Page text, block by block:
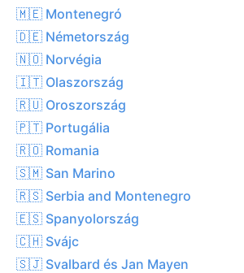
🇲🇪 Montenegró
🇩🇪 Németország
🇳🇴 Norvégia
🇮🇹 Olaszország
🇷🇺 Oroszország
🇵🇹 Portugália
🇷🇴 Romania
🇸🇲 San Marino
🇷🇸 Serbia and Montenegro
🇪🇸 Spanyolország
🇨🇭 Svájc
🇸🇯 Svalbard és Jan Mayen